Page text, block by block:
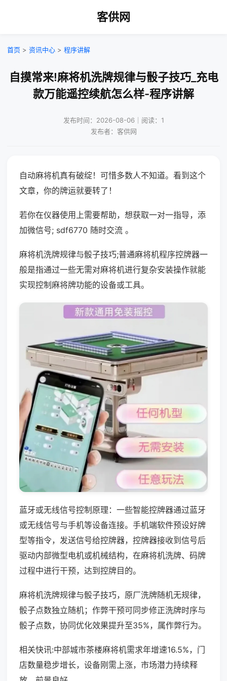
客供网
首页 > 资讯中心 > 程序讲解
自摸常来!麻将机洗牌规律与骰子技巧_充电
款万能遥控续航怎么样-程序讲解
发布时间：2026-08-06｜阅读：1
发布者：客供网
自动麻将机真有破绽！可惜多数人不知道。看到这个
文章，你的牌运就要转了！
若你在仪器使用上需要帮助，想获取一对一指导，添
加微信号; sdf6770 随时交流 。
麻将机洗牌规律与骰子技巧;普通麻将机程序控牌器一
般是指通过一些无需对麻将机进行复杂安装操作就能
实现控制麻将牌功能的设备或工具。
蓝牙或无线信号控制原理：一些智能控牌器通过蓝牙
或无线信号与手机等设备连接。手机端软件预设好牌
型等指令，发送信号给控牌器，控牌器接收到信号后
驱动内部微型电机或机械结构，在麻将机洗牌、码牌
过程中进行干预，达到控牌目的。
麻将机洗牌规律与骰子技巧，原厂洗牌随机无规律，
骰子点数独立随机；作弊干预可同步修正洗牌时序与
骰子点数，协同优化效果提升至35%，属作弊行为。
相关快讯:中部城市茶楼麻将机需求年增速16.5%，门
店数量稳步增长，设备刚需上涨，市场潜力持续释